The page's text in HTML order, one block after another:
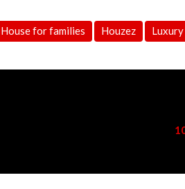
House for families Houzez Luxury